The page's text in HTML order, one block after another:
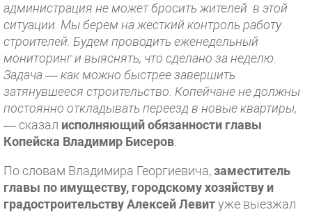
администрация не может бросить жителей в этой
ситуации. Мы берем на жесткий контроль работу
строителей. Будем проводить еженедельный
мониторинг и выяснять, что сделано за неделю.
Задача — как можно быстрее завершить
затянувшееся строительство. Копейчане не должны
постоянно откладывать переезд в новые квартиры,
— сказал исполняющий обязанности главы
Копейска Владимир Бисеров
По словам Владимира Георгиевича,заместитель
главы по имуществу, городскому хозяйству и
градостроительству Алексей Левитуже выезжал